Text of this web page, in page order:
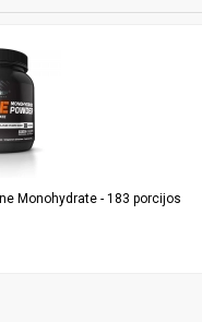
Monohydrate - 183 porcijos